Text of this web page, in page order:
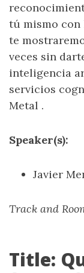
tú mismo
te
veces sin
inteligencia
servicios
Metal .
Speaker(s):
Javier
Track and
Title: